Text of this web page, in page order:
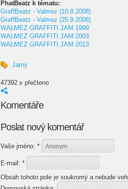
PhatBeatz k tématu:
GraffBeatz - Valmez (10.8.2008)
GraffBeatz - Valmez (25.9.2008)
WALMEZ GRAFFITI JAM 1999
WALMEZ GRAFFITI JAM 2003
WALMEZ GRAFFITI JAM 2013
Jamy
47392 x přečteno
Komentáře
Poslat nový komentář
Vaše jméno: *
E-mail: *
Obsah tohoto pole je soukromý a nebude